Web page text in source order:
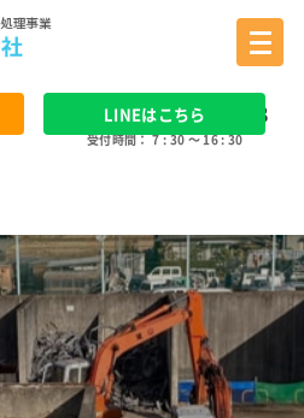
0568 - 24 - 3388
受付時間： 7 : 30 ～ 16 : 30
LINEはこちら